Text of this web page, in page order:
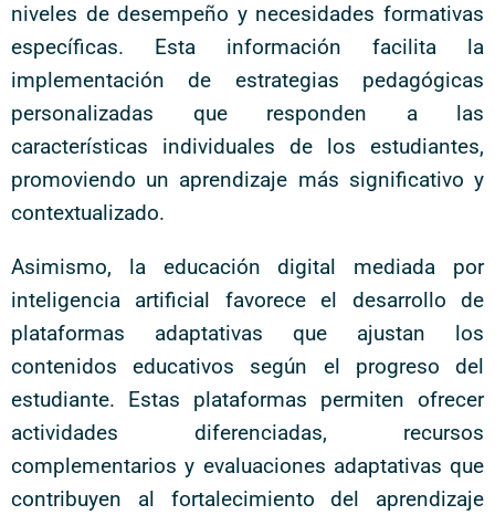
niveles de desempeño y necesidades formativas
específicas. Esta información facilita la
implementación de estrategias pedagógicas
personalizadas que responden a las
características individuales de los estudiantes,
promoviendo un aprendizaje más significativo y
contextualizado.
Asimismo, la educación digital mediada por
inteligencia artificial favorece el desarrollo de
plataformas adaptativas que ajustan los
contenidos educativos según el progreso del
estudiante. Estas plataformas permiten ofrecer
actividades diferenciadas, recursos
complementarios y evaluaciones adaptativas que
contribuyen al fortalecimiento del aprendizaje